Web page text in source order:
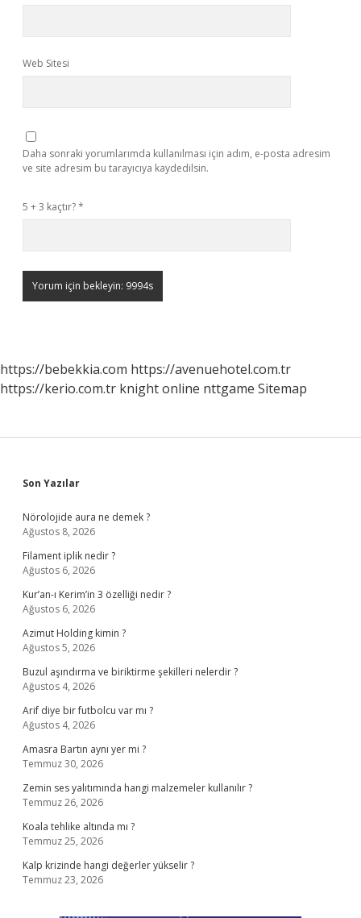
Web Sitesi
Daha sonraki yorumlarımda kullanılması için adım, e-posta adresim
ve site adresim bu tarayıcıya kaydedilsin.
5 + 3 kaçtır?*
https://bebekkia.com https://avenuehotel.com.tr
https://kerio.com.tr knight online nttgame Sitemap
Sidebar
Son Yazılar
Nörolojide aura ne demek ?
Ağustos 8, 2026
Filament iplik nedir ?
Ağustos 6, 2026
Kur’an-ı Kerim’in 3 özelliği nedir ?
Ağustos 6, 2026
Azimut Holding kimin ?
Ağustos 5, 2026
Buzul aşındırma ve biriktirme şekilleri nelerdir ?
Ağustos 4, 2026
Arif diye bir futbolcu var mı ?
Ağustos 4, 2026
Amasra Bartın aynı yer mi ?
Temmuz 30, 2026
Zemin ses yalıtımında hangi malzemeler kullanılır ?
Temmuz 26, 2026
Koala tehlike altında mı ?
Temmuz 25, 2026
Kalp krizinde hangi değerler yükselir ?
Temmuz 23, 2026